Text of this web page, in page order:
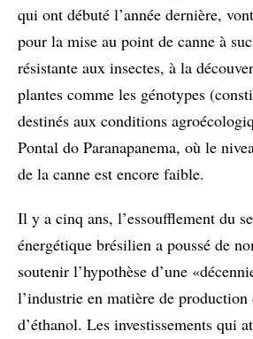
qui ont débuté l’année dernière,
pour la mise au point de canne à
résistante aux insectes, à la
plantes comme les génotypes
destinés aux conditions
Pontal do Paranapanema, où le
de la canne est encore faible.
Il y a cinq ans, l’essoufflement du
énergétique brésilien a poussé de
soutenir l’hypothèse d’une
l’industrie en matière de production
d’éthanol. Les investissements qui